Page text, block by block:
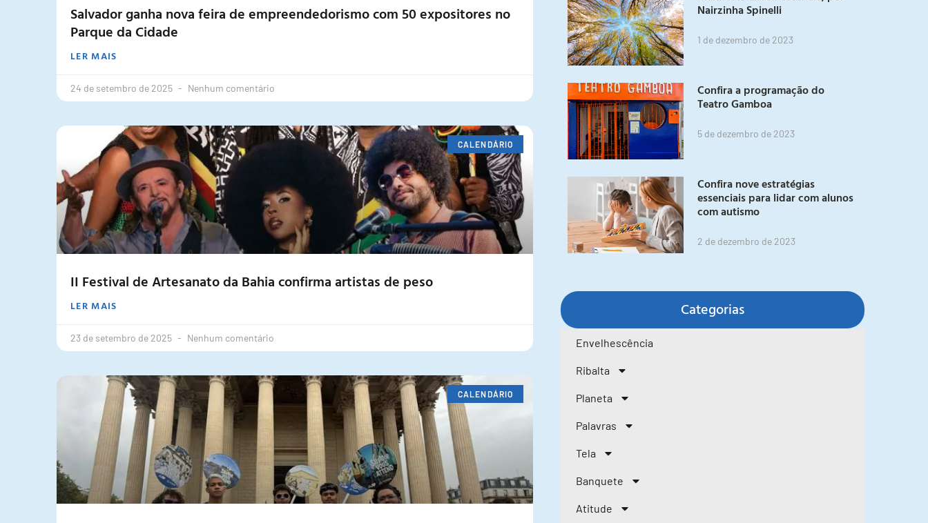
Salvador ganha nova feira de empreendedorismo com 50 expositores no
Parque da Cidade
LER MAIS
24 de setembro de 2025 Nenhum comentário
CALENDÁRIO
II Festival de Artesanato da Bahia confirma artistas de peso
LER MAIS
23 de setembro de 2025 Nenhum comentário
CALENDÁRIO
Nairzinha Spinelli
1 de dezembro de 2023
Confira a programação do
Teatro Gamboa
5 de dezembro de 2023
Confira nove estratégias
essenciais para lidar com alunos
com autismo
2 de dezembro de 2023
Categorias
Envelhescência
Ribalta
Planeta
Palavras
Tela
Banquete
Atitude